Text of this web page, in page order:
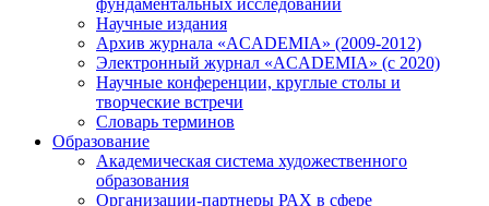
Научные издания
Архив журнала «ACADEMIA» (2009-2012)
Электронный журнал «ACADEMIA» (с 2020)
Научные конференции, круглые столы и
творческие встречи
Словарь терминов
Образование
Академическая система художественного
образования
Организации-партнеры РАХ в сфере